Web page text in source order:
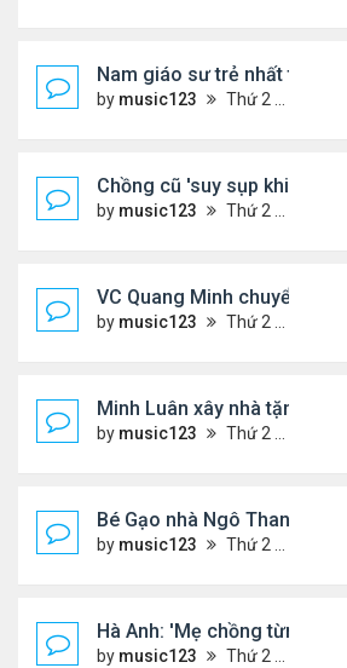
Nam giáo sư trẻ nhất thế
by music123 Thứ 2 Tháng 8 03, 2026 6:50 pm
Chồng cũ 'suy sụp khi biết
by music123 Thứ 2 Tháng 8 03, 2026 6:41 pm
VC Quang Minh chuyển về tổ
by music123 Thứ 2 Tháng 8 03, 2026 5:56 pm
Minh Luân xây nhà tặng cha
by music123 Thứ 2 Tháng 8 03, 2026 5:45 pm
Bé Gạo nhà Ngô Thanh
by music123 Thứ 2 Tháng 8 03, 2026 5:19 pm
Hà Anh: 'Mẹ chồng từng
by music123 Thứ 2 Tháng 8 03, 2026 5:13 pm